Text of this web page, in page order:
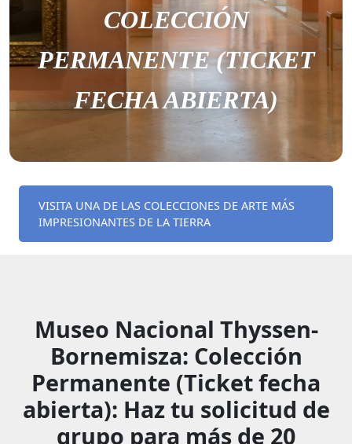
COLECCIÓN
PERMANENTE (TICKET
FECHA ABIERTA)
VISITA UNA DE LAS COLECCIONES DE ARTE MÁS
IMPRESIONANTES DE LA TIERRA
Museo Nacional Thyssen-
Bornemisza: Colección
Permanente (Ticket fecha
abierta): Haz tu solicitud de
grupo para más de 20